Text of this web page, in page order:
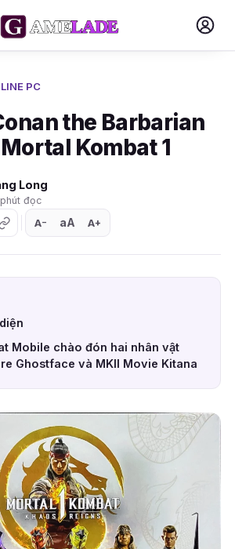
PC
the Barbarian
Kombat 1
Long
đọc
A− aA A+
Mobile chào đón hai nhân vật
Ghostface và MKII Movie Kitana